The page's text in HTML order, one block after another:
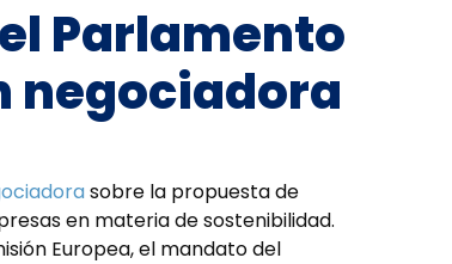
Parlamento
negociadora
sobre la propuesta de
en materia de sostenibilidad.
Europea, el mandato del